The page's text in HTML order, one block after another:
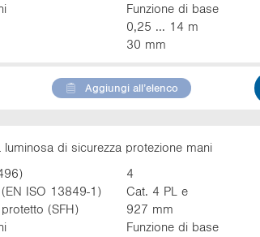
Funzione di base
0,25 ... 14 m
30 mm
Aggiungi all’elenco
di sicurezza protezione mani
4
ISO 13849-1)
Cat. 4 PL e
(SFH)
927 mm
Funzione di base